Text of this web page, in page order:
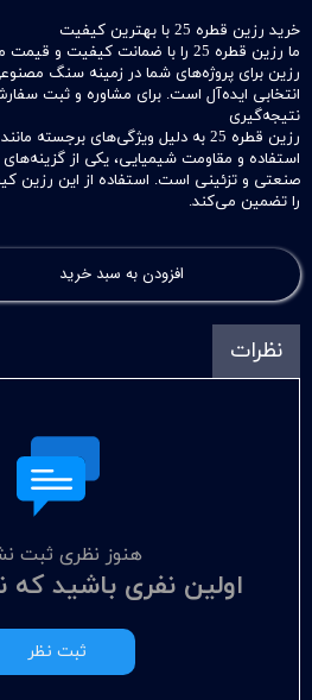
خرید رزین قطره 25 با بهترین کیفیت
ما رزین قطره 25 را با ضمانت
رزین برای پروژه‌های شما در زمینه سنگ
انتخابی ایده‌آل است. برای مشاوره و ثبت
نتیجه‌گیری
رزین قطره 25 به دلیل ویژگی‌های
استفاده و مقاومت شیمیایی، یکی از
صنعتی و تزئینی است. استفاده از این رزین
را تضمین می‌کند.
افزودن به سبد خرید
نظرات
هنوز نظری ثبت
اولین نفری باشید
ثبت نظر